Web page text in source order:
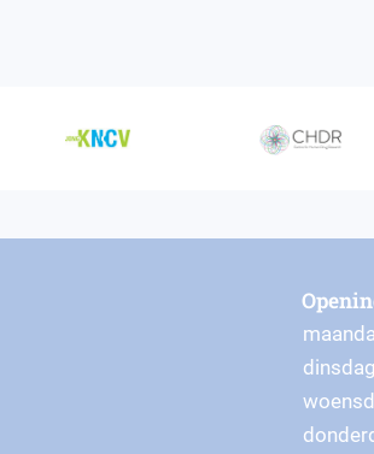
dinsdag